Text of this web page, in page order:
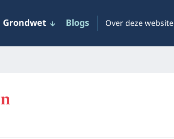
Grondwet Blogs Over deze website